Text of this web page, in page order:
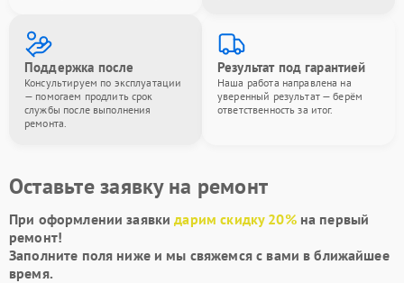
Поддержка после
Консультируем по эксплуатации
— помогаем продлить срок
службы после выполнения
ремонта.
Результат под гарантией
Наша работа направлена на
уверенный результат — берём
ответственность за итог.
Оставьте заявку на ремонт
При оформлении заявкидарим скидку 20%на первый
ремонт!
Заполните поля ниже и мы свяжемся с вами в ближайшее
время.